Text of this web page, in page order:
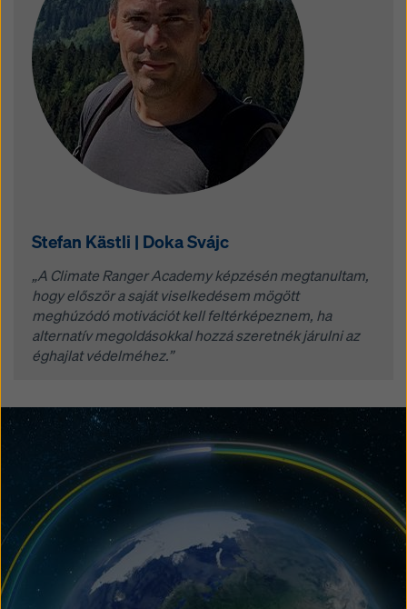
Stefan Kästli | Doka Svájc
„A Climate Ranger Academy képzésén megtanultam,
hogy először a saját viselkedésem mögött
meghúzódó motivációt kell feltérképeznem, ha
alternatív megoldásokkal hozzá szeretnék járulni az
éghajlat védelméhez.”